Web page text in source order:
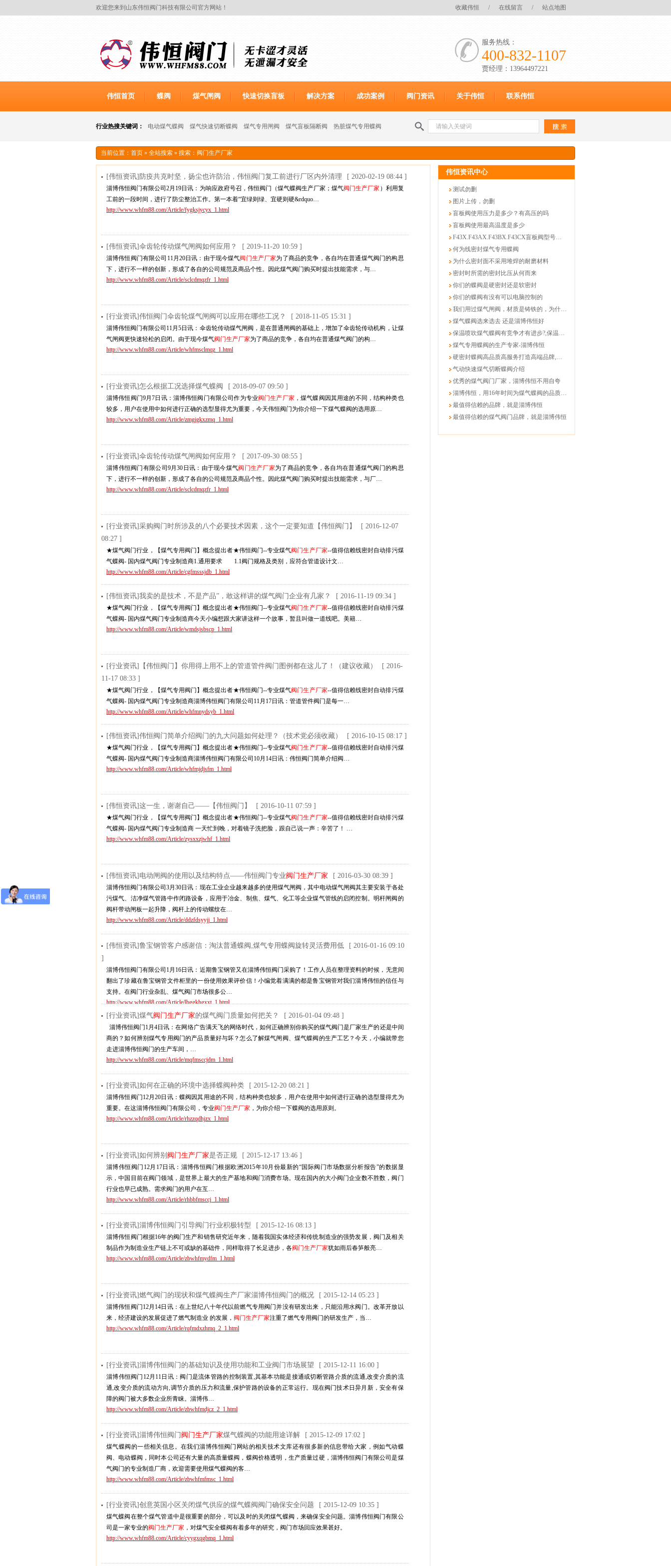
收藏伟恒 / 在线留言 / 站点地图
欢迎您来到山东伟恒阀门科技有限公司官方网站！
服务热线：
400-832-1107
贾经理：13964497221
伟恒首页 蝶阀 煤气闸阀 快速切换盲板 解决方案 成功案例 阀门资讯 关于伟恒 联系伟恒
行业热搜关键词： 电动煤气蝶阀 煤气快速切断蝶阀 煤气专用闸阀 煤气盲板隔断阀 热脏煤气专用蝶阀
当前位置： 首页 » 全站搜索 » 搜索：阀门生产厂家
[伟恒资讯]防疫共克时坚，扬尘也许防治，伟恒阀门复工前进行厂区内外清理 [ 2020-02-19 08:44 ]
淄博伟恒阀门有限公司2月19日讯：为响应政府号召，伟恒阀门（煤气蝶阀生产厂家；煤气阀门生产厂家 ）利用复
工前的一段时间，进行了防尘整治工作。第一本着“宜绿则绿、宜硬则硬&rdquo…
http://www.whfm88.com/Article/fygksjycyx_1.html
[伟恒资讯]伞齿轮传动煤气闸阀如何应用？ [ 2019-11-20 10:59 ]
淄博伟恒阀门有限公司11月20日讯：由于现今煤气阀门生产厂家为了商品的竞争，各自均在普通煤气阀门的构思
下，进行不一样的创新，形成了各自的公司规范及商品个性。因此煤气阀门购买时提出技能需求，与…
http://www.whfm88.com/Article/sclcdmqzfr_1.html
[行业资讯]伟恒阀门伞齿轮煤气闸阀可以应用在哪些工况？ [ 2018-11-05 15:31 ]
淄博伟恒阀门有限公司11月5日讯：伞齿轮传动煤气闸阀，是在普通闸阀的基础上，增加了伞齿轮传动机构，让煤
气闸阀更快速轻松的启闭。由于现今煤气阀门生产厂家为了商品的竞争，各自均在普通煤气阀门的构…
http://www.whfm88.com/Article/whfmsclmqz_1.html
[行业资讯]怎么根据工况选择煤气蝶阀 [ 2018-09-07 09:50 ]
淄博伟恒阀门9月7日讯：淄博伟恒阀门有限公司作为专业阀门生产厂家 ，煤气蝶阀因其用途的不同，结构种类也
较多，用户在使用中如何进行正确的选型显得尤为重要，今天伟恒阀门为你介绍一下煤气蝶阀的选用原…
http://www.whfm88.com/Article/zmgjgkxzmq_1.html
[行业资讯]伞齿轮传动煤气闸阀如何应用？ [ 2017-09-30 08:55 ]
淄博伟恒阀门有限公司9月30日讯：由于现今煤气阀门生产厂家为了商品的竞争，各自均在普通煤气阀门的构思
下，进行不一样的创新，形成了各自的公司规范及商品个性。因此煤气阀门购买时提出技能需求，与厂…
http://www.whfm88.com/Article/sclcdmqzfr_1.html
[行业资讯]采购阀门时所涉及的八个必要技术因素，这个一定要知道【伟恒阀门】
[ 2016-12-07
08:27 ]
★煤气阀门行业，【煤气专用阀门】概念提出者★伟恒阀门--专业煤气阀门生产厂家--值得信赖线密封自动排污煤
气蝶阀- 国内煤气阀门专业制造商1.通用要求 1.1阀门规格及类别，应符合管道设计文…
http://www.whfm88.com/Article/cgfmsssjdb_1.html
[伟恒资讯]我卖的是技术，不是产品”，敢这样讲的煤气阀门企业有几家？ [ 2016-11-19 09:34 ]
★煤气阀门行业，【煤气专用阀门】概念提出者★伟恒阀门--专业煤气阀门生产厂家--值得信赖线密封自动排污煤
气蝶阀- 国内煤气阀门专业制造商今天小编想跟大家讲这样一个故事，暂且叫做一道线吧。美籍…
http://www.whfm88.com/Article/wmdsjsbscp_1.html
[行业资讯]【伟恒阀门】你用得上用不上的管道管件阀门图例都在这儿了！（建议收藏）
[ 2016-
11-17 08:33 ]
★煤气阀门行业，【煤气专用阀门】概念提出者★伟恒阀门--专业煤气阀门生产厂家--值得信赖线密封自动排污煤
气蝶阀- 国内煤气阀门专业制造商淄博伟恒阀门有限公司11月17日讯：管道管件阀门是每一…
http://www.whfm88.com/Article/whfmnydsyb_1.html
[伟恒资讯]伟恒阀门简单介绍阀门的九大问题如何处理？（技术党必须收藏） [ 2016-10-15 08:17 ]
★煤气阀门行业，【煤气专用阀门】概念提出者★伟恒阀门--专业煤气阀门生产厂家--值得信赖线密封自动排污煤
气蝶阀- 国内煤气阀门专业制造商淄博伟恒阀门有限公司10月14日讯：伟恒阀门简单介绍阀…
http://www.whfm88.com/Article/whfmjdjsfm_1.html
[伟恒资讯]这一生，谢谢自己——【伟恒阀门】 [ 2016-10-11 07:59 ]
★煤气阀门行业，【煤气专用阀门】概念提出者★伟恒阀门--专业煤气阀门生产厂家--值得信赖线密封自动排污煤
气蝶阀- 国内煤气阀门专业制造商 一天忙到晚，对着镜子洗把脸，跟自己说一声：辛苦了！ …
http://www.whfm88.com/Article/zysxxzjwhf_1.html
[伟恒资讯]电动闸阀的使用以及结构特点——伟恒阀门专业阀门生产厂家 [ 2016-03-30 08:39 ]
淄博伟恒阀门有限公司3月30日讯：现在工业企业越来越多的使用煤气闸阀，其中电动煤气闸阀其主要安装于各处
污煤气、洁净煤气管路中作闭路设备，应用于冶金、制焦、煤气、化工等企业煤气管线的启闭控制。明杆闸阀的
阀杆带动闸板一起升降，阀杆上的传动螺纹在…
http://www.whfm88.com/Article/ddzfdsyyjj_1.html
[伟恒资讯]鲁宝钢管客户感谢信：淘汰普通蝶阀,煤气专用蝶阀旋转灵活费用低
[ 2016-01-16 09:10
]
淄博伟恒阀门有限公司1月16日讯：近期鲁宝钢管又在淄博伟恒阀门采购了！工作人员在整理资料的时候，无意间
翻出了珍藏在鲁宝钢管文件柜里的一份使用效果评价信！小编觉着满满的都是鲁宝钢管对我们淄博伟恒的信任与
支持。在阀门行业杂乱、煤气阀门市场很多公…
http://www.whfm88.com/Article/lbggkhgxxt_1.html
[行业资讯]煤气阀门生产厂家的煤气阀门质量如何把关？ [ 2016-01-04 09:48 ]
淄博伟恒阀门1月4日讯：在网络广告满天飞的网络时代，如何正确辨别你购买的煤气阀门是厂家生产的还是中间
商的？如何辨别煤气专用阀门的产品质量好与坏？怎么了解煤气闸阀、煤气蝶阀的生产工艺？今天，小编就带您
走进淄博伟恒阀门的生产车间，…
http://www.whfm88.com/Article/mqfmsccjdm_1.html
[行业资讯]如何在正确的环境中选择蝶阀种类 [ 2015-12-20 08:21 ]
淄博伟恒阀门12月20日讯：蝶阀因其用途的不同，结构种类也较多，用户在使用中如何进行正确的选型显得尤为
重要。在这淄博伟恒阀门有限公司，专业阀门生产厂家 ，为你介绍一下蝶阀的选用原则。
http://www.whfm88.com/Article/rhzzqdhjzx_1.html
[行业资讯]如何辨别 阀门生产厂家是否正规 [ 2015-12-17 13:46 ]
淄博伟恒阀门12月17日讯：淄博伟恒阀门根据欧洲2015年10月份最新的“国际阀门市场数据分析报告”的数据显
示，中国目前在阀门领域，是世界上最大的生产基地和阀门消费市场。现在国内的大小阀门企业数不胜数，阀门
行业也早已成熟。需求阀门的用户在互…
http://www.whfm88.com/Article/rhbbfmsccj_1.html
[行业资讯]淄博伟恒阀门引导阀门行业积极转型 [ 2015-12-16 08:13 ]
淄博伟恒阀门根据16年的阀门生产和销售研究近年来，随着我国实体经济和传统制造业的强势发展，阀门及相关
制品作为制造业生产链上不可或缺的基础件，同样取得了长足进步，各阀门生产厂家犹如雨后春笋般亮…
http://www.whfm88.com/Article/zbwhfmydfm_1.html
[行业资讯]燃气阀门的现状和煤气蝶阀生产厂家淄博伟恒阀门的概况 [ 2015-12-14 05:23 ]
淄博伟恒阀门12月14日讯：在上世纪八十年代以前燃气专用阀门并没有研发出来，只能沿用水阀门。改革开放以
来，经济建设的发展促进了燃气制造业 的发展， 阀门生产厂家注重了燃气专用阀门的研发生产，当…
http://www.whfm88.com/Article/rqfmdxzhmq_2_1.html
[行业资讯]淄博伟恒阀门的基础知识及使用功能和工业阀门市场展望 [ 2015-12-11 16:00 ]
淄博伟恒阀门12月11日讯：阀门是流体管路的控制装置,其基本功能是接通或切断管路介质的流通,改变介质的流
通,改变介质的流动方向,调节介质的压力和流量,保护管路的设备的正常运行。现在阀门技术日异月新，安全有保
障的阀门被大多数企业所青睐。淄博伟…
http://www.whfm88.com/Article/zbwhfmdjcz_2_1.html
[行业资讯]淄博伟恒阀门 阀门生产厂家煤气蝶阀的功能用途详解 [ 2015-12-09 17:02 ]
煤气蝶阀的一些相关信息。在我们淄博伟恒阀门网站的相关技术文库还有很多新的信息带给大家，例如气动蝶
阀、电动蝶阀，同时本公司还有大量的高质量蝶阀，蝶阀价格透明，生产质量过硬，淄博伟恒阀门有限公司是煤
气阀门的专业制造厂商，欢迎需要使用煤气蝶阀的客…
http://www.whfm88.com/Article/zbwhfmfmsc_1.html
[行业资讯]创意英国小区关闭煤气供应的煤气蝶阀阀门确保安全问题 [ 2015-12-09 10:35 ]
煤气蝶阀在整个煤气管道中是很重要的部分，可以及时的关闭煤气蝶阀，来确保安全问题。淄博伟恒阀门有限公
司是一家专业的阀门生产厂家 ，对煤气安全蝶阀有着多年的研究，阀门市场回应效果甚好。
http://www.whfm88.com/Article/cyygxqgbmq_1.html
伟恒资讯中心
测试勿删
图片上传，勿删
盲板阀使用压力是多少？有高压的吗
盲板阀使用最高温度是多少
F43X.F43AX.F43BX.F43CX盲板阀型号有啥区别
何为线密封煤气专用蝶阀
为什么密封面不采用堆焊的耐磨材料
密封时所需的密封比压从何而来
你们的蝶阀是硬密封还是软密封
你们的蝶阀有没有可以电脑控制的
我们用过煤气闸阀，材质是铸铁的，为什么你们的蝶阀不能用铸铁
煤气蝶阀选来选去 还是淄博伟恒好
保温喷吹煤气蝶阀有竞争才有进步?,保温喷吹煤气蝶阀
煤气专用蝶阀的生产专家-淄博伟恒
硬密封蝶阀高品质高服务打造高端品牌,煤气蝶阀
气动快速煤气切断蝶阀介绍
优秀的煤气阀门厂家，淄博伟恒不用自夸
淄博伟恒，用16年时间为煤气蝶阀的品质护航
最值得信赖的品牌，就是淄博伟恒
最值得信赖的煤气阀门品牌，就是淄博伟恒